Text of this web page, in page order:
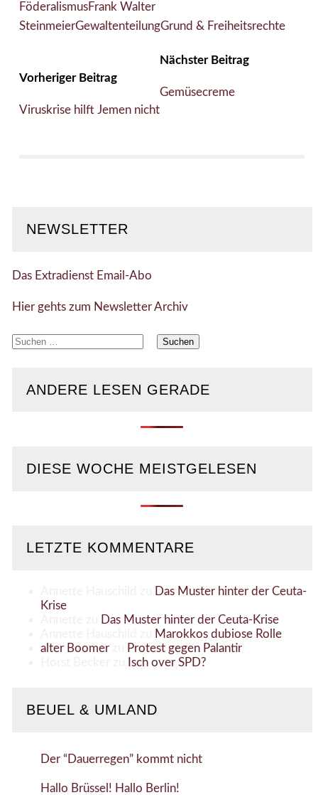
FöderalismusFrank Walter
SteinmeierGewaltenteilungGrund & Freiheitsrechte
Vorheriger Beitrag
Viruskrise hilft Jemen nicht
Nächster Beitrag
Gemüsecreme
NEWSLETTER
Das Extradienst Email-Abo
Hier gehts zum Newsletter Archiv
Suchen
ANDERE LESEN GERADE
DIESE WOCHE MEISTGELESEN
LETZTE KOMMENTARE
Das Muster hinter der Ceuta-
Krise
Das Muster hinter der Ceuta-Krise
Marokkos dubiose Rolle
alter Boomerzu
Protest gegen Palantir
Isch over SPD?
BEUEL & UMLAND
Der “Dauerregen” kommt nicht
Hallo Brüssel! Hallo Berlin!